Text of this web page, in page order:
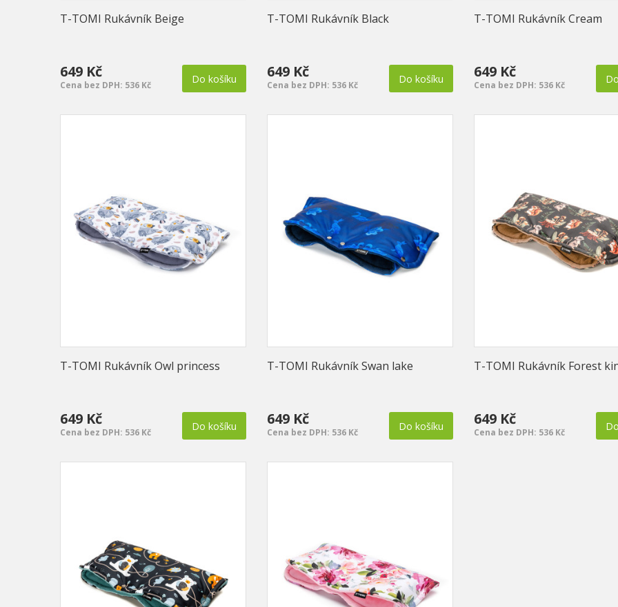
T-TOMI Rukávník Beige
649 Kč
Cena bez DPH: 536 Kč Do košíku
T-TOMI Rukávník Black
649 Kč
Cena bez DPH: 536 Kč Do košíku
T-TOMI Rukávník Cream
649 Kč
Cena bez DPH: 536 Kč
T-TOMI Rukávník Owl princess
649 Kč
Cena bez DPH: 536 Kč Do košíku
T-TOMI Rukávník Swan lake
649 Kč
Cena bez DPH: 536 Kč Do košíku
T-TOMI Rukávník Forest
649 Kč
Cena bez DPH: 536 Kč